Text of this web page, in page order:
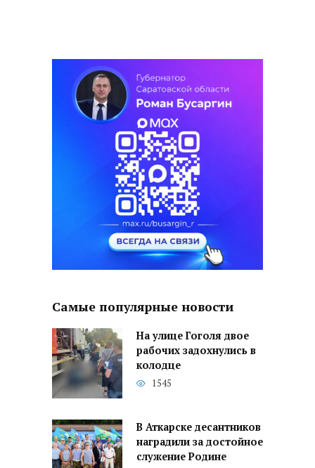
Самые популярные новости
На улице Гоголя двое
рабочих задохнулись в
колодце
1545
В Аткарске десантников
наградили за достойное
служение Родине